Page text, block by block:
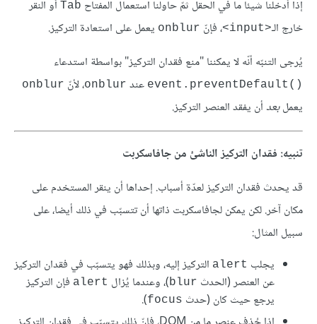
إذا أدخلنا شيئا ما في الحقل ثمّ حاولنا استعمال المفتاح Tab أو النقر
خارج الـ<input> ، فإنّ onblur يعمل على استعادة التركيز.
يُرجى التنبّه أنّه لا يمكننا "منع فقدان التركيز" بواسطة استدعاء
event.preventDefault()‎ عند onblur، لأنّ onblur
يعملبعد أن يفقد العنصر التركيز.
تنبيه: فقدان التركيز الناشئ من جافاسكربت
قد يحدث فقدان التركيز لعدّة أسباب. إحداها أن ينقر المستخدم على
مكان آخر. لكن يمكن لجافاسكربت ذاتها أن تتسبّب في ذلك أيضا، على
سبيل المثال:
يجلب alert التركيز إليه، وبذلك فهو يتسبّب في فقدان التركيز
عن العنصر (الحدث blur)، وعندما يُزال alert فإن التركيز
يرجع حيث كان (حدث focus
).